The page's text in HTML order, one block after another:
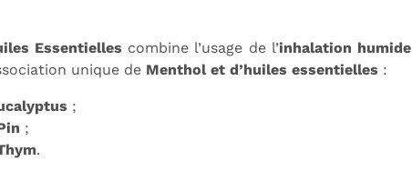
Essentielles combine l’usage de l’inhalation humide
unique de Menthol et d’huiles essentielles :
;
;
.